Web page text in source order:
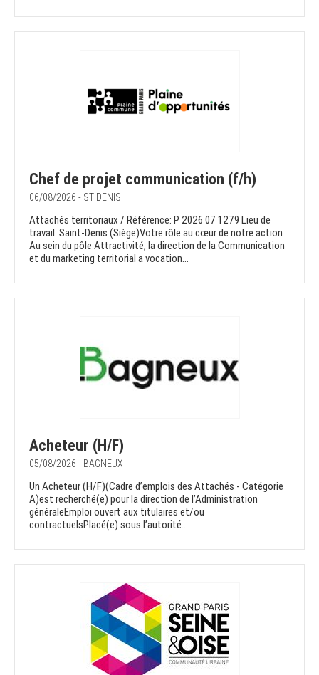
Chef de projet communication (f/h)
06/08/2026 - ST DENIS
Attachés territoriaux / Référence: P 2026 07 1279 Lieu de
travail: Saint-Denis (Siège)Votre rôle au cœur de notre action
Au sein du pôle Attractivité, la direction de la Communication
et du marketing territorial a vocation...
Acheteur (H/F)
05/08/2026 - BAGNEUX
Un Acheteur (H/F)(Cadre d’emplois des Attachés - Catégorie
A)est recherché(e) pour la direction de l’Administration
généraleEmploi ouvert aux titulaires et/ou
contractuelsPlacé(e) sous l’autorité...